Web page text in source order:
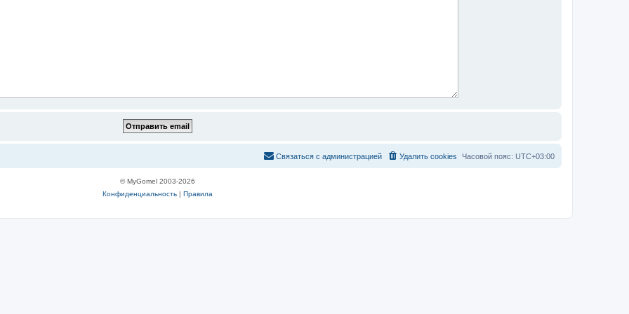
Часовой пояс: UTC+03:00
Удалить cookies
Связаться с администрацией
© MyGomel 2003-2026
Конфиденциальность| Правила